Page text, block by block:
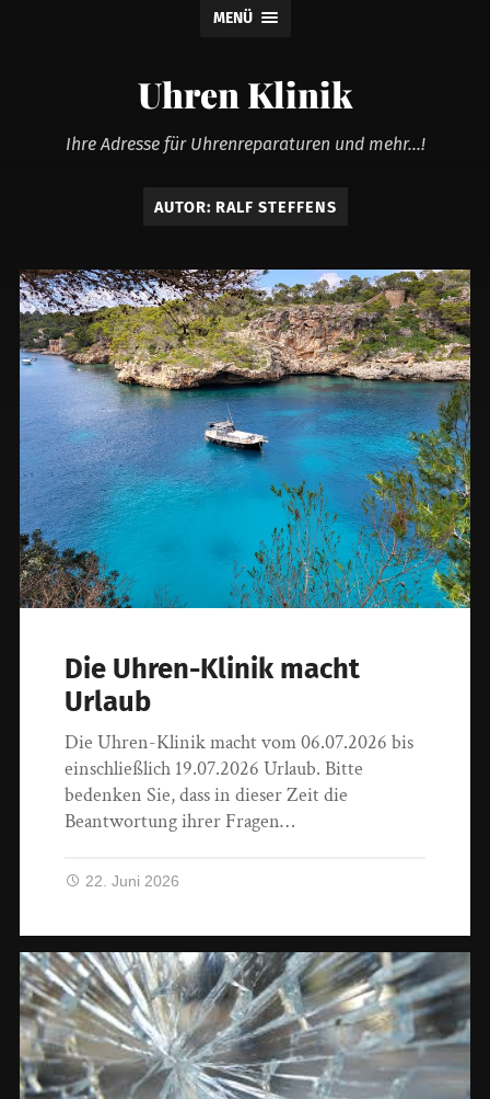
MENÜ
Uhren Klinik
Ihre Adresse für Uhrenreparaturen und mehr...!
AUTOR: RALF STEFFENS
Die Uhren-Klinik macht
Urlaub
Die Uhren-Klinik macht vom 06.07.2026 bis
einschließlich 19.07.2026 Urlaub. Bitte
bedenken Sie, dass in dieser Zeit die
Beantwortung ihrer Fragen…
22. Juni 2026